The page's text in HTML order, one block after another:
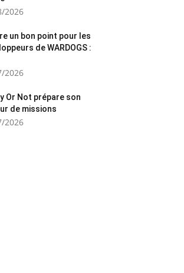
2026
un bon point pour les
de WARDOGS :
2026
Or Not prépare son
de missions
2026